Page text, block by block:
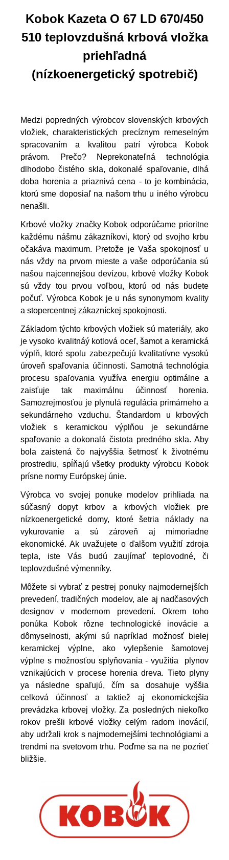
Kobok Kazeta O 67 LD 670/450
510 teplovzdušná krbová vložka
priehľadná
(nízkoenergetický spotrebič)
Medzi popredných výrobcov slovenských krbových
vložiek, charakteristických precíznym remeselným
spracovaním a kvalitou patrí výrobca Kobok
právom. Prečo? Neprekonateľná technológia
dlhodobo čistého skla, dokonalé spaľovanie, dlhá
doba horenia a priaznivá cena - to je kombinácia,
ktorú sme doposiaľ na našom trhu u iného výrobcu
nenašli.
Krbové vložky značky Kobok odporúčame prioritne
každému nášmu zákazníkovi, ktorý od svojho krbu
očakáva maximum. Pretože je Vaša spokojnosť u
nás vždy na prvom mieste a vaše odporúčania sú
našou najcennejšou devízou, krbové vložky Kobok
sú vždy tou prvou voľbou, ktorú od nás budete
počuť. Výrobca Kobok je u nás synonymom kvality
a stopercentnej zákazníckej spokojnosti.
Základom týchto krbových vložiek sú materiály, ako
je vysoko kvalitnáý kotlová oceľ, šamot a keramická
výplň, ktoré spolu zabezpečujú kvalitatívne vysokú
úroveň spaľovania účinnosti. Samotná technológia
procesu spaľovania využíva energiu optimálne a
zaisťuje tak maximálnu účinnosť horenia.
Samozrejmosťou je plynulá regulácia primárneho a
sekundárneho vzduchu. Štandardom u krbových
vložiek s keramickou výplňou je sekundárne
spaľovanie a dokonalá čistota predného skla. Aby
bola zaistená čo najvyššia šetrnosť k životnému
prostrediu, spĺňajú všetky produkty výrobcu Kobok
prísne normy Európskej únie.
Výrobca vo svojej ponuke modelov prihliada na
súčasný dopyt krbov a krbových vložiek pre
nízkoenergetické domy, ktoré šetria náklady na
vykurovanie a sú zároveň aj mimoriadne
ekonomické. Ak uvažujete o ďalšom využití zdroja
tepla, iste Vás budú zaujímať teplovodné, či
teplovzdušné výmenníky.
Môžete si vybrať z pestrej ponuky najmodernejších
prevedení, tradičných modelov, ale aj nadčasových
designov v modernom prevedení. Okrem toho
ponúka Kobok rôzne technologické inovácie a
dômyselnosti, akými sú napríklad možnosť bielej
keramickej výplne, ako vylepšenie šamotovej
výplne s možnosťou splyňovania - využitia plynov
vznikajúcich v procese horenia dreva. Tieto plyny
ya následne spaľujú, čím sa dosahuje vyššia
celková účinnosť a taktiež aj ekonomickejšia
prevádzka krbovej vložky. Za posledných niekoľko
rokov prešli krbové vložky celým radom inovácií,
aby udržali krok s najmodernejšími technológiami a
trendmi na svetovom trhu. Poďme sa na ne pozrieť
bližšie.